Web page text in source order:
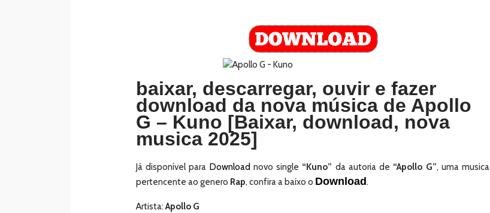
baixar, descarregar, ouvir e fazer
download da nova música de Apollo
G – Kuno [Baixar, download, nova
musica 2025]
Já disponível para Download novo single “Kuno” da autoria de “Apollo G”, uma musica
pertencente ao genero Rap, confira a baixo o Download.
Artista:Apollo G